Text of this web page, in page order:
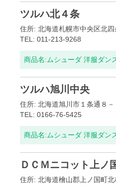
ツルハ北４条
住所: 北海道札幌市中央区北
TEL: 011-213-9268
商品名: ムシューダ 洋服ダン
ツルハ旭川中央
住所: 北海道旭川市１条通８－
TEL: 0166-76-5425
商品名: ムシューダ 洋服ダン
ＤＣＭニコット上ノ
住所: 北海道檜山郡上ノ国町北